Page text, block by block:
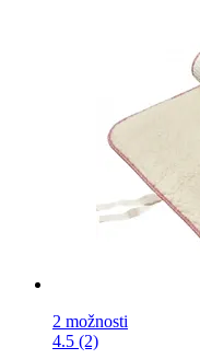
2 možnosti
4.5 (2)